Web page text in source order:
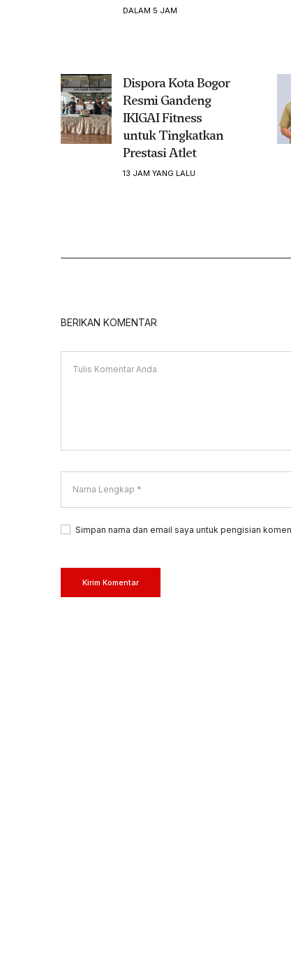
DALAM 5 JAM
Dispora Kota Bogor
Resmi Gandeng
IKIGAI Fitness
untuk Tingkatkan
Prestasi Atlet
13 JAM YANG LALU
BERIKAN KOMENTAR
Simpan nama dan email saya untuk pengisian
Kirim Komentar